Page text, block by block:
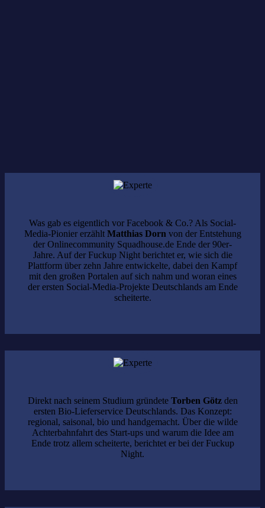
Was gab es eigentlich vor Facebook & Co.? Als Social-
Media-Pionier erzählt Matthias Dorn von der Entstehung
der Onlinecommunity Squadhouse.de Ende der 90er-
Jahre. Auf der Fuckup Night berichtet er, wie sich die
Plattform über zehn Jahre entwickelte, dabei den Kampf
mit den großen Portalen auf sich nahm und woran eines
der ersten Social-Media-Projekte Deutschlands am Ende
scheiterte.
Direkt nach seinem Studium gründete Torben Götzden
ersten Bio-Lieferservice Deutschlands. Das Konzept:
regional, saisonal, bio und handgemacht. Über die wilde
Achterbahnfahrt des Start-ups und warum die Idee am
Ende trotz allem scheiterte, berichtet er bei der Fuckup
Night.